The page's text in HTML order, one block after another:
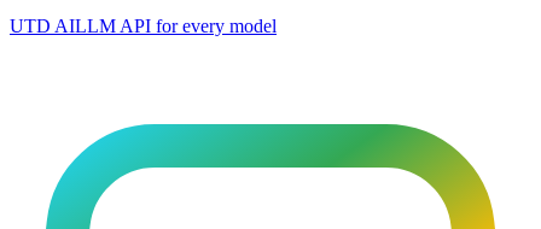
UTD AILLM API for every model